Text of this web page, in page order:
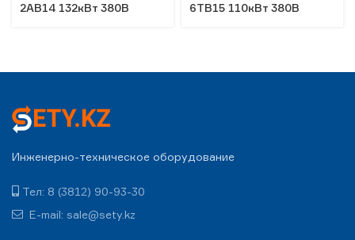
2AB14 132кВт 380В
6TB15 110кВт 380В
Инженерно-техническое оборудование
Тел: 8 (3812) 90-93-30
E-mail: sale@sety.kz